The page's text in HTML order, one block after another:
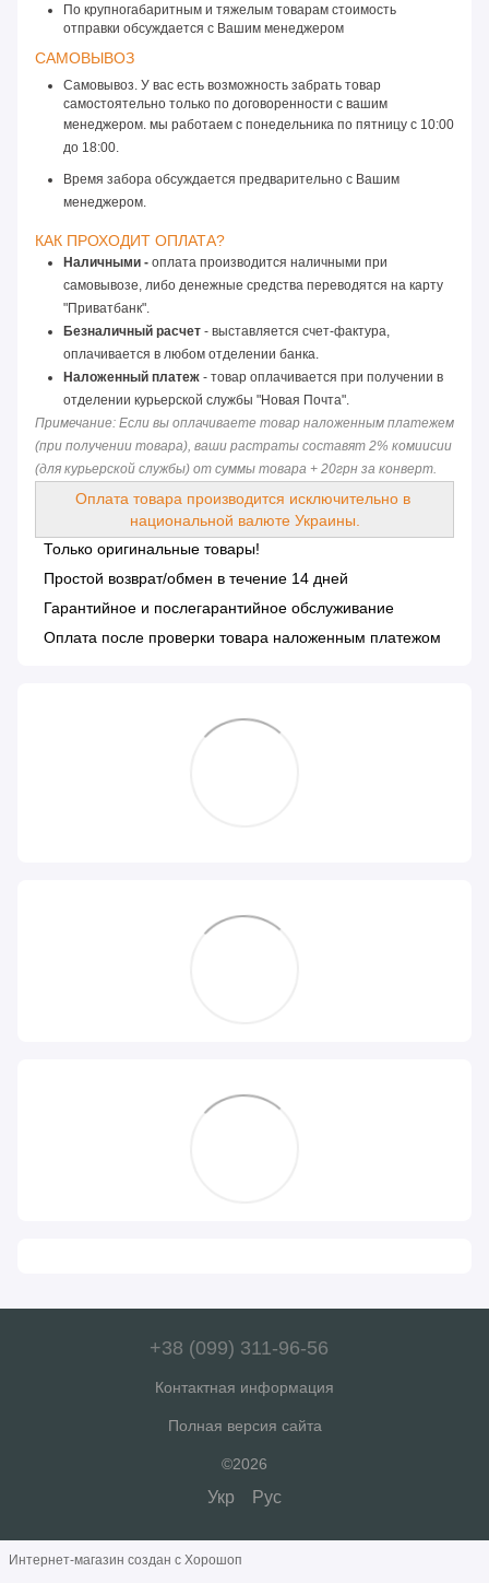
По крупногабаритным и тяжелым товарам стоимость
отправки обсуждается с Вашим менеджером
САМОВЫВОЗ
Самовывоз. У вас есть возможность забрать товар
самостоятельно только по договоренности с вашим
менеджером. мы работаем с понедельника по пятницу с 10:00
до 18:00.
Время забора обсуждается предварительно с Вашим
менеджером.
КАК ПРОХОДИТ ОПЛАТА?
Наличными - оплата производится наличными при
самовывозе, либо денежные средства переводятся на карту
"Приватбанк".
Безналичный расчет - выставляется счет-фактура,
оплачивается в любом отделении банка.
Наложенный платеж - товар оплачивается при получении в
отделении курьерской службы "Новая Почта".
Примечание: Если вы оплачиваете товар наложенным платежем
(при получении товара), ваши растраты составят 2% комиисии
(для курьерской службы) от суммы товара + 20грн за конверт.
Оплата товара производится исключительно в
национальной валюте Украины.
Только оригинальные товары!
Простой возврат/обмен в течение 14 дней
Гарантийное и послегарантийное обслуживание
Оплата после проверки товара наложенным платежом
+38 (099) 311-96-56
Контактная информация
Полная версия сайта
©2026
Укр Рус
Интернет-магазин создан с Хорошоп